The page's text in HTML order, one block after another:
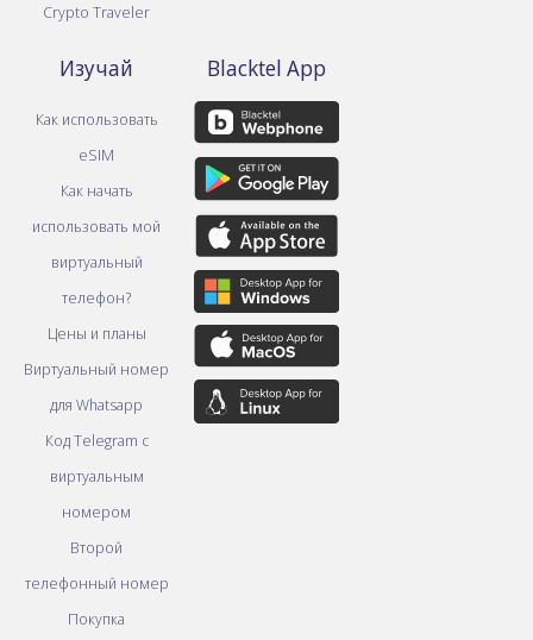
Crypto Traveler
Изучай
Как использовать
eSIM
Как начать
использовать мой
виртуальный
телефон?
Цены и планы
Виртуальный номер
для Whatsapp
Код Telegram с
виртуальным
номером
Второй
телефонный номер
Покупка
Blacktel App